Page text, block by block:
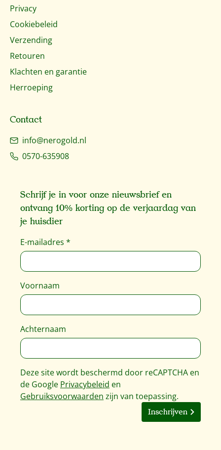
Privacy
Cookiebeleid
Verzending
Retouren
Klachten en garantie
Herroeping
Contact
info@nerogold.nl
0570-635908
Schrijf je in voor onze nieuwsbrief en
ontvang 10% korting op de verjaardag van
je huisdier
E-mailadres *
Voornaam
Achternaam
Deze site wordt beschermd door reCAPTCHA en
de Google Privacybeleid en
Gebruiksvoorwaarden zijn van toepassing.
Inschrijven